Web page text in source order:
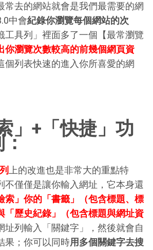
常去的網站就會是我們最需要的網
中會紀錄你瀏覽每個網站的次
工具列」裡面多了一個【最常瀏覽
你瀏覽次數較高的前幾個網頁資
個列表快速的進入你所喜愛的網
」+「快捷」功
上的改進也是非常大的重點特
不僅僅是讓你輸入網址，它本身還
索」你的「書籤」（包含標題、標
「歷史紀錄」（包含標題與網址資
址列輸入「關鍵字」，然後就會自
果；你可以同時用多個關鍵字去搜